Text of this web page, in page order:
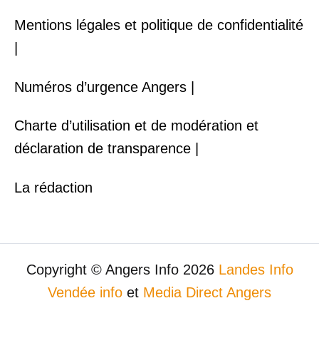
Mentions légales et politique de confidentialité
Numéros d’urgence Angers |
Charte d’utilisation et de modération et
déclaration de transparence |
La rédaction
Copyright © Angers Info 2026 Landes Info
Vendée info et Media Direct Angers